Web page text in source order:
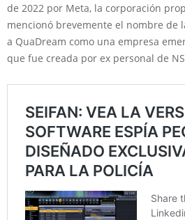
de 2022 por Meta, la corporación
mencionó brevemente el nombre de
a QuaDream como una empresa
que fue creada por ex personal de